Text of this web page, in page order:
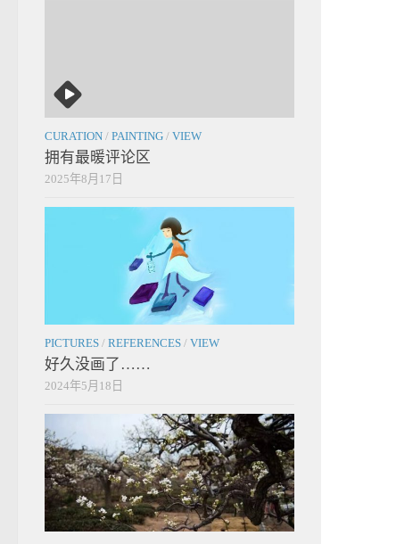
CURATION / PAINTING / VIEW
拥有最暖评论区
2025年8月17日
PICTURES / REFERENCES / VIEW
好久没画了……
2024年5月18日